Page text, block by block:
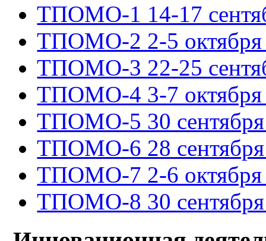
ТПОМО-1 14-17
ТПОМО-2 2-5 октября
ТПОМО-3 22-25
ТПОМО-4 3-7 октября
ТПОМО-5 30 сентября
ТПОМО-6 28 сентября
ТПОМО-7 2-6 октября
ТПОМО-8 30 сентября